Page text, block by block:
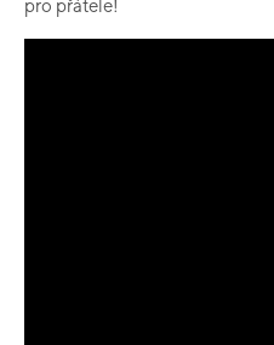
pro přátele!